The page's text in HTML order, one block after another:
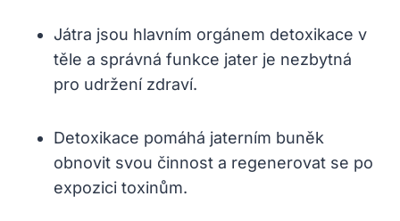
Játra jsou hlavním orgánem detoxikace v
těle a správná funkce jater je nezbytná
pro udržení zdraví.
Detoxikace pomáhá jaterním buněk
obnovit svou činnost a regenerovat se po
expozici toxinům.